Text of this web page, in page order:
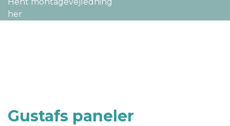
her
Gustafs paneler